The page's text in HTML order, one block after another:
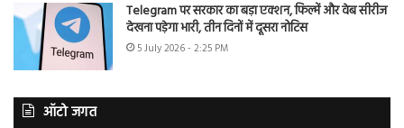
Telegram पर सरकार का बड़ा एक्शन, फिल्में और वेब सीरीज
देखना पड़ेगा भारी, तीन दिनों में दूसरा नोटिस
5 July 2026 - 2:25 PM
ऑटो जगत